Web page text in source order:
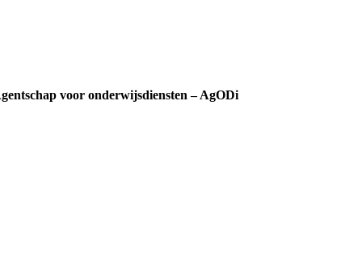
voor onderwijsdiensten – AgODi